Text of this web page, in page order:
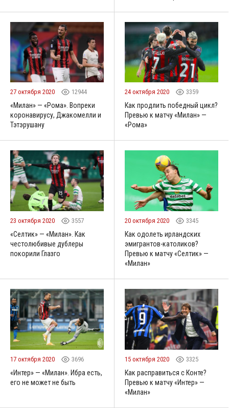
27 октября 2020 12944
«Милан» — «Рома». Вопреки
коронавирусу, Джакомелли и
Тэтэрушану
24 октября 2020 3359
Как продлить победный цикл?
Превью к матчу «Милан» —
«Рома»
23 октября 2020 3557
«Селтик» — «Милан». Как
честолюбивые дублеры
покорили Глазго
20 октября 2020 3345
Как одолеть ирландских
эмигрантов-католиков?
Превью к матчу «Селтик» —
«Милан»
17 октября 2020 3696
«Интер» — «Милан». Ибра есть,
его не может не быть
15 октября 2020 3325
Как расправиться с Конте?
Превью к матчу «Интер» —
«Милан»